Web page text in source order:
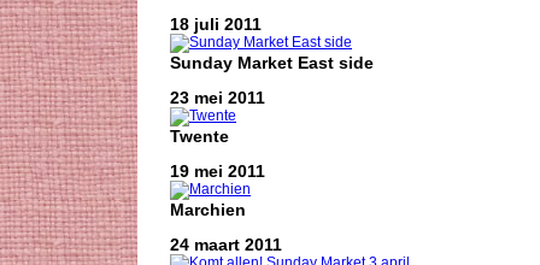
18 juli 2011
Sunday Market East side
23 mei 2011
Twente
19 mei 2011
Marchien
24 maart 2011